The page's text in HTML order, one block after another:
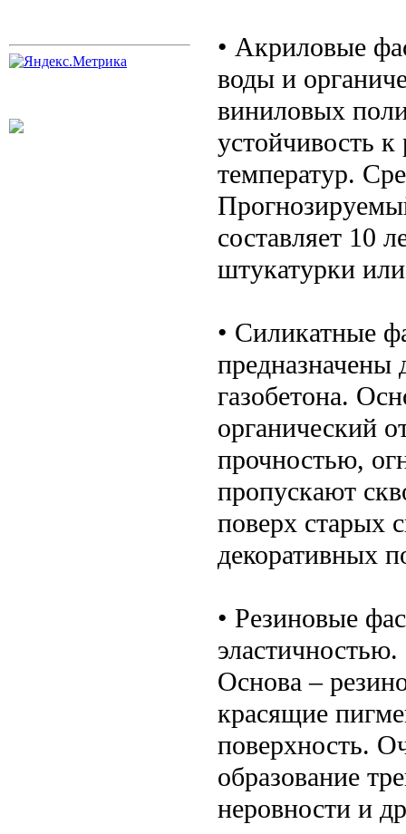
• Акриловые
воды и
виниловых
устойчивость
температур.
составляет 10
штукатурки
• Силикатные
предназначены
газобетона.
органический
прочностью,
пропускают
поверх старых
декоративных
• Резиновые
Основа –
красящие
поверхность.
образование
неровности и